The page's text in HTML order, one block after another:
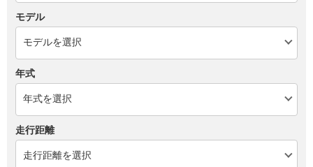
モデル
年式
走行距離